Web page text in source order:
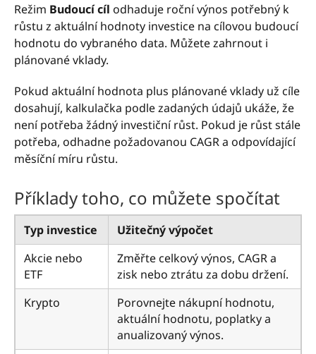
Režim Budoucí cíl odhaduje roční výnos potřebný k
růstu z aktuální hodnoty investice na cílovou budoucí
hodnotu do vybraného data. Můžete zahrnout i
plánované vklady.
Pokud aktuální hodnota plus plánované vklady už cíle
dosahují, kalkulačka podle zadaných údajů ukáže, že
není potřeba žádný investiční růst. Pokud je růst stále
potřeba, odhadne požadovanou CAGR a odpovídající
měsíční míru růstu.
Příklady toho, co můžete spočítat
Typ investice
Užitečný výpočet
Akcie nebo
ETF
Změřte celkový výnos, CAGR a
zisk nebo ztrátu za dobu držení.
Krypto
Porovnejte nákupní hodnotu,
aktuální hodnotu, poplatky a
anualizovaný výnos.